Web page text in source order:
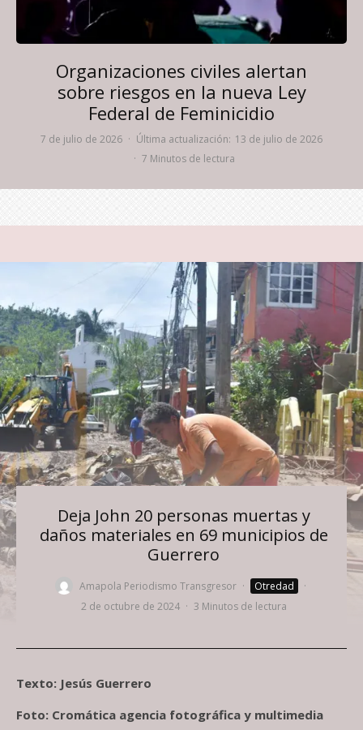
Organizaciones civiles alertan
sobre riesgos en la nueva Ley
Federal de Feminicidio
7 de julio de 2026 · Última actualización: 13 de julio de 2026
· 7 Minutos de lectura
Deja John 20 personas muertas y
daños materiales en 69 municipios de
Guerrero
Amapola Periodismo Transgresor · Otredad
·
2 de octubre de 2024 · 3 Minutos de lectura
Texto: Jesús Guerrero
Foto: Cromática agencia fotográfica y multimedia